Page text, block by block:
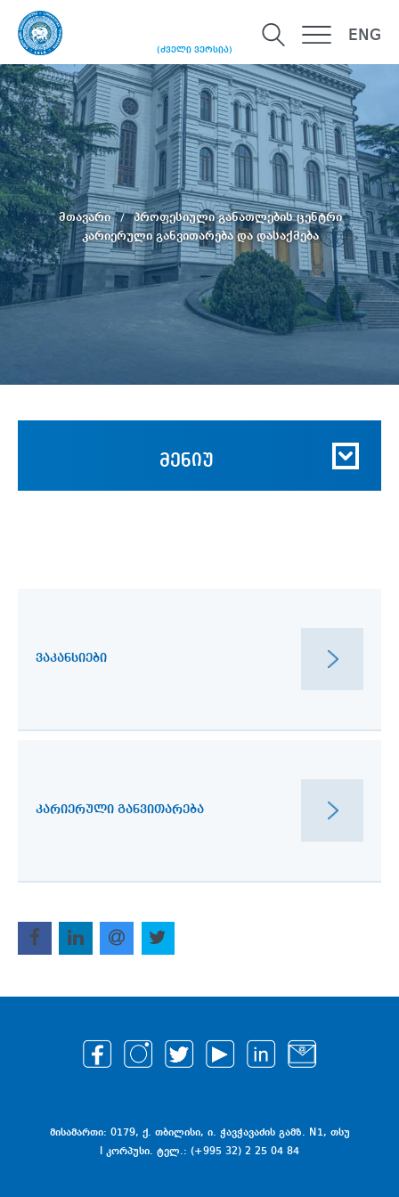
(ძველი ვერსია)
ENG
მთავარი
პროფესიული განათლების ცენტრი
კარიერული განვითარება და დასაქმება
მენიუ
ᲕᲐᲙᲐᲜᲡᲘᲔᲑᲘ
ᲙᲐᲠᲘᲔᲠᲣᲚᲘ ᲒᲐᲜᲕᲘᲗᲐᲠᲔᲑᲐ
მისამართი: 0179, ქ. თბილისი, ი. ჭავჭავაძის გამზ. N1, თსუ
I კორპუსი. ტელ.: (+995 32) 2 25 04 84